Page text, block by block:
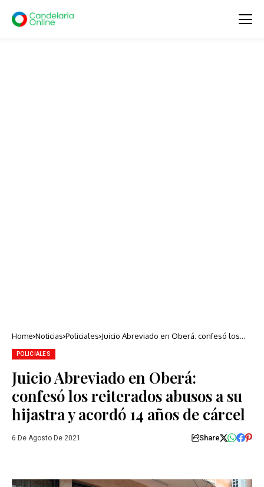
Home Noticias Policiales Juicio Abreviado en Oberá: confesó los
POLICIALES
Juicio Abreviado en Oberá:
confesó los reiterados abusos a su
hijastra y acordó 14 años de cárcel
6 De Agosto De 2021 Share